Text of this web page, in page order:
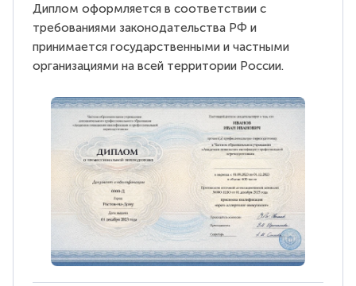
Диплом оформляется в соответствии с
требованиями законодательства РФ и
принимается государственными и частными
организациями на всей территории России.